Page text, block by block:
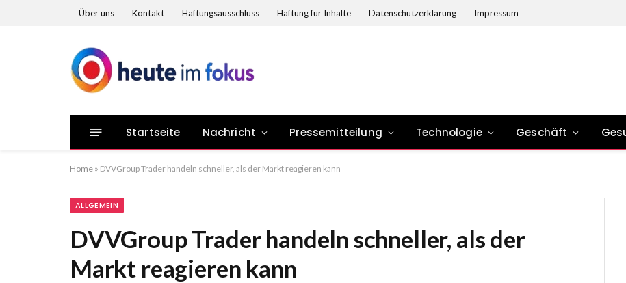
Über uns Kontakt Haftungsausschluss Haftung für Inhalte Datenschutzerklärung Impressum
Startseite Nachricht Pressemitteilung Technologie Geschäft
Home » DVVGroup Trader handeln schneller, als der Markt reagieren kann
ALLGEMEIN
DVVGroup Trader handeln schneller, als der
Markt reagieren kann